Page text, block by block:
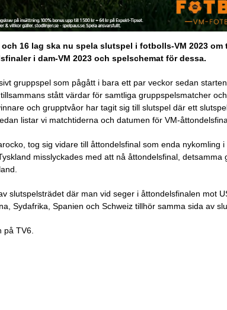
16 lag ska nu spela slutspel i fotbolls-VM 2023 om
i dam-VM 2023 och spelschemat för dessa.
gruppspel som pågått i bara ett par veckor sedan
stått värdar för samtliga gruppspelsmatcher
och grupptvåor har tagit sig till slutspel där ett
listar vi matchtiderna och datumen för VM-
tog sig vidare till åttondelsfinal som enda nykomling i
misslyckades med att nå åttondelsfinal, detsamma
slutspelsträdet där man vid seger i åttondelsfinalen mot
Sydafrika, Spanien och Schweiz tillhör samma sida av
på TV6.